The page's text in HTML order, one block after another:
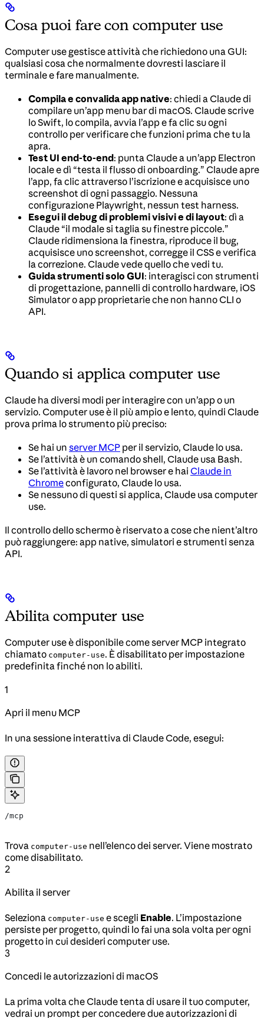
Cosa puoi fare con computer use
Computer use gestisce attività che richiedono una GUI:
qualsiasi cosa che normalmente dovresti lasciare il
terminale e fare manualmente.
Compila e convalida app native: chiedi a Claude di
compilare un’app menu bar di macOS. Claude scrive
lo Swift, lo compila, avvia l’app e fa clic su ogni
controllo per verificare che funzioni prima che tu la
apra.
Test UI end-to-end: punta Claude a un’app Electron
locale e dì “testa il flusso di onboarding.” Claude apre
l’app, fa clic attraverso l’iscrizione e acquisisce uno
screenshot di ogni passaggio. Nessuna
configurazione Playwright, nessun test harness.
Esegui il debug di problemi visivi e di layout: dì a
Claude “il modale si taglia su finestre piccole.”
Claude ridimensiona la finestra, riproduce il bug,
acquisisce uno screenshot, corregge il CSS e verifica
la correzione. Claude vede quello che vedi tu.
Guida strumenti solo GUI: interagisci con strumenti
di progettazione, pannelli di controllo hardware, iOS
Simulator o app proprietarie che non hanno CLI o
API.
Quando si applica computer use
Claude ha diversi modi per interagire con un’app o un
servizio. Computer use è il più ampio e lento, quindi Claude
prova prima lo strumento più preciso:
Se hai un server MCP per il servizio, Claude lo usa.
Se l’attività è un comando shell, Claude usa Bash.
Se l’attività è lavoro nel browser e hai Claude in
Chromeconfigurato, Claude lo usa.
Se nessuno di questi si applica, Claude usa computer
use.
Il controllo dello schermo è riservato a cose che nient’altro
può raggiungere: app native, simulatori e strumenti senza
API.
Abilita computer use
Computer use è disponibile come server MCP integrato
chiamato computer-use. È disabilitato per impostazione
predefinita finché non lo abiliti.
1
Apri il menu MCP
In una sessione interattiva di Claude Code, esegui:
/mcp
Trova computer-use nell’elenco dei server. Viene mostrato
come disabilitato.
2
Abilita il server
Seleziona computer-use e scegli Enable. L’impostazione
persiste per progetto, quindi lo fai una sola volta per ogni
progetto in cui desideri computer use.
3
Concedi le autorizzazioni di macOS
La prima volta che Claude tenta di usare il tuo computer,
vedrai un prompt per concedere due autorizzazioni di